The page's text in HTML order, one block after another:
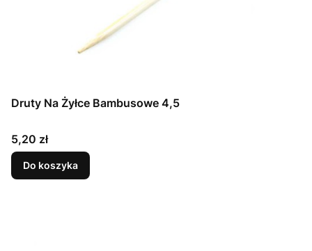
Druty Na Żyłce Bambusowe 4,5
Cena
5,20 zł
Do koszyka